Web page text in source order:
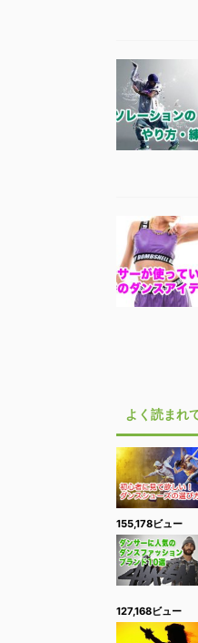
よく読まれ
155,178ビュー
127,168ビュー